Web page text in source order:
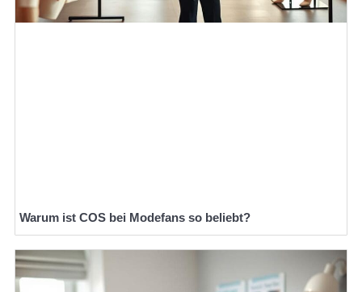
Warum ist COS bei Modefans so beliebt?